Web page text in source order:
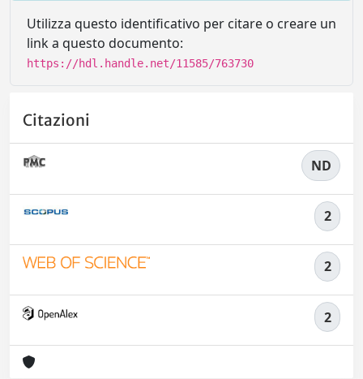
Utilizza questo identificativo per citare o creare un
link a questo documento:
https://hdl.handle.net/11585/763730
Citazioni
ND
2
2
2